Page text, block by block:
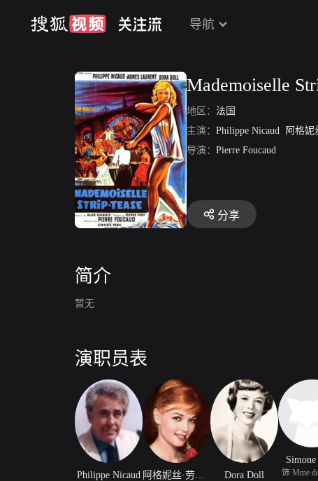
导航
Mademoiselle
地区： 法国
主演： Philippe Nicaud 阿格妮丝
导演： Pierre Foucaud
分享
简介
暂无
演职员表
Philippe Nicaud Dora Doll
Simone
饰 Mme